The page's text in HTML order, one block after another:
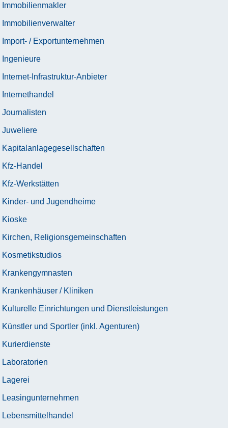
Immobilienmakler
Immobilienverwalter
Import- / Exportunternehmen
Ingenieure
Internet-Infrastruktur-Anbieter
Internethandel
Journalisten
Juweliere
Kapitalanlagegesellschaften
Kfz-Handel
Kfz-Werkstätten
Kinder- und Jugendheime
Kioske
Kirchen, Religionsgemeinschaften
Kosmetikstudios
Krankengymnasten
Krankenhäuser / Kliniken
Kulturelle Einrichtungen und Dienstleistungen
Künstler und Sportler (inkl. Agenturen)
Kurierdienste
Laboratorien
Lagerei
Leasingunternehmen
Lebensmittelhandel